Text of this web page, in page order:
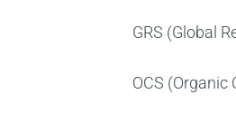
GRS (Global
OCS (Organic